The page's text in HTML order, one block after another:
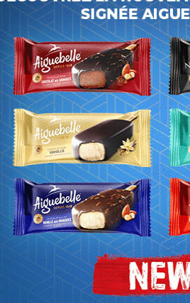
Adama Barrow. Il ne
qui a tendance à
n'y rester que six mois.
pas des menaces de
des droits de l'Homme et
il le rappeler, un accord avait
départ, afin de lui assurer
de la Commission de la
qu'aucune immunité ne
mis à jour le 18/07/2018 à 14h59